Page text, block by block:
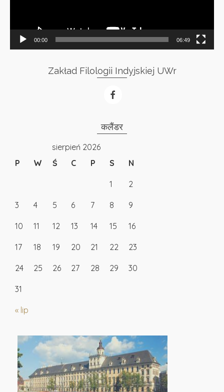
00:00 06:49
Zakład Filologii Indyjskiej UWr
कलैंडर
sierpień 2026
P
W Ś C P S N
« lip
1 2
3 4 5 6 7 8 9
10 11 12 13 14 15 16
17 18 19 20 21 22 23
24 25 26 27 28 29 30
31